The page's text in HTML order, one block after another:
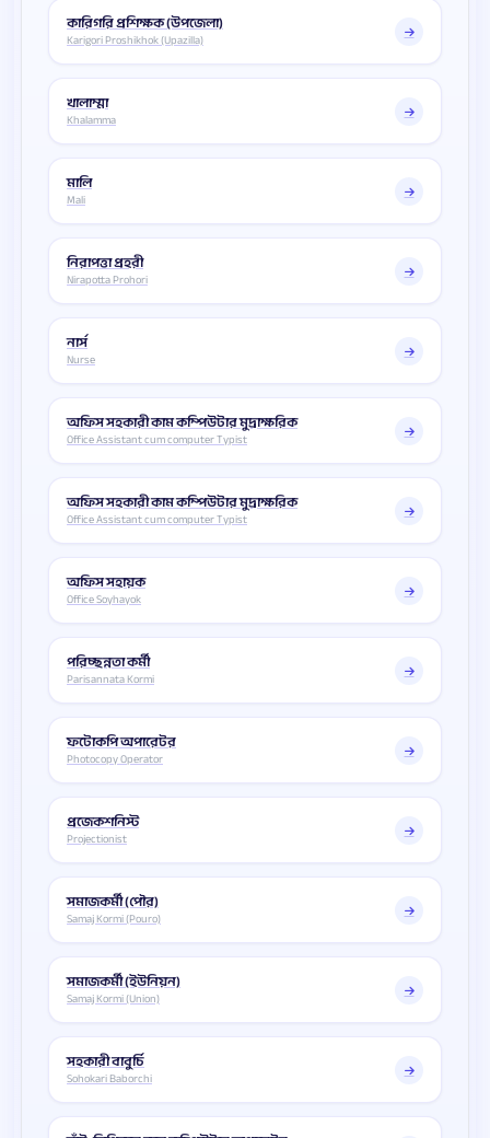
কারিগরি প্রশিক্ষক (উপজেলা)
Karigori Proshikhok (Upazilla)
খালাম্মা
Khalamma
মালি
Mali
নিরাপত্তা প্রহরী
Nirapotta Prohori
নার্স
Nurse
অফিস সহকারী কাম কম্পিউটার মুদ্রাক্ষরিক
Office Assistant cum computer Typist
অফিস সহকারী কাম কম্পিউটার মুদ্রাক্ষরিক
Office Assistant cum computer Typist
অফিস সহায়ক
Office Soyhayok
পরিচ্ছন্নতা কর্মী
Parisannata Kormi
ফটোকপি অপারেটর
Photocopy Operator
প্রজেকশনিস্ট
Projectionist
সমাজকর্মী (পৌর)
Samaj Kormi (Pouro)
সমাজকর্মী (ইউনিয়ন)
Samaj Kormi (Union)
সহকারী বাবুর্চি
Sohokari Baborchi